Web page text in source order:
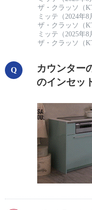
ザ・クラッソ（
ミッテ（2024年8
ザ・クラッソ（
ミッテ（2025年8
ザ・クラッソ（
カウンター
のインセッ